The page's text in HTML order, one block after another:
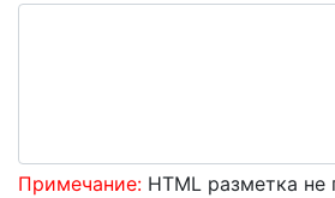
Примечание: HTML разметка